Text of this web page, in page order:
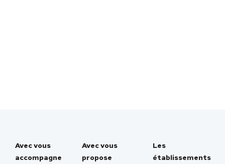
Avec vous
accompagne
Avec vous
propose
Les
établissements